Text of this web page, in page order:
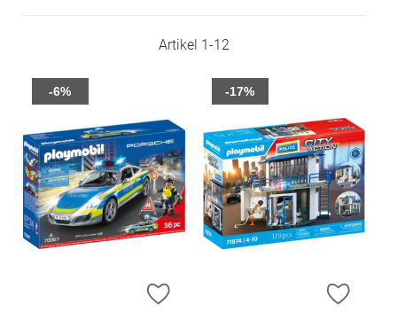
Artikel 1-12
ZUR WUNSCHLISTE HINZUFÜGEN
-6%
ZUR
-17%